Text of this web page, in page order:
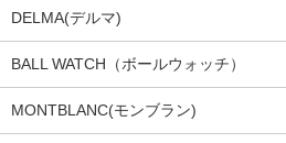
DELMA(デルマ)
BALL WATCH（ボールウォッチ）
MONTBLANC(モンブラン)